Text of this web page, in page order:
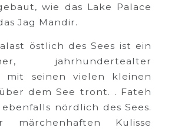
wie das Lake Palace
Jag Mandir.
östlich des Sees ist ein
jahrhundertealter
mit seinen vielen kleinen
dem See tront. . Fateh
nördlich des Sees.
märchenhaften Kulisse